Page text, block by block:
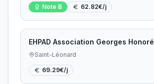
Note B 62.82€/j
EHPAD Association Georges Honoré
Saint-Léonard
69.29€/j